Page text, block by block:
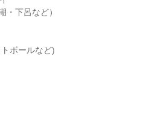
・下呂など）
ボールなど)